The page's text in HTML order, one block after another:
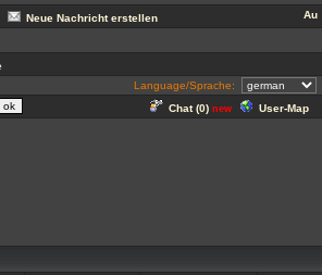
Neue Nachricht erstellen
Language/Sprache:
Chat (0) new User-Map